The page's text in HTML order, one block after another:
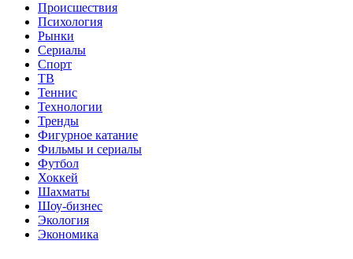
Происшествия
Психология
Рынки
Сериалы
Спорт
ТВ
Теннис
Технологии
Тренды
Фигурное катание
Фильмы и сериалы
Футбол
Хоккей
Шахматы
Шоу-бизнес
Экология
Экономика